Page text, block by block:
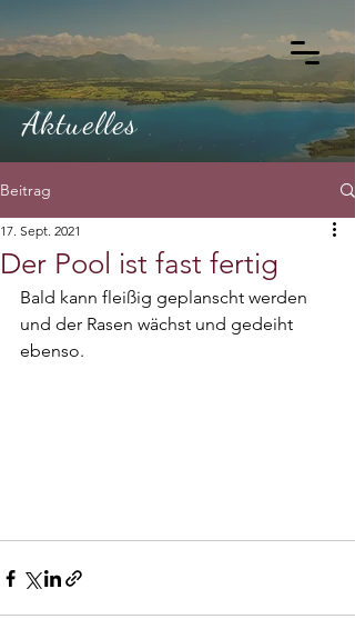
Aktuelles
Beitrag
Der Pool ist fast fertig
17. Sept. 2021
Bald kann fleißig geplanscht werden
und der Rasen wächst und gedeiht
ebenso.